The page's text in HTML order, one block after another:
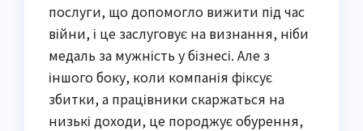
послуги, що допомогло вижити під час
війни, і це заслуговує на визнання, ніби
медаль за мужність у бізнесі. Але з
іншого боку, коли компанія фіксує
збитки, а працівники скаржаться на
низькі доходи, це породжує обурення,